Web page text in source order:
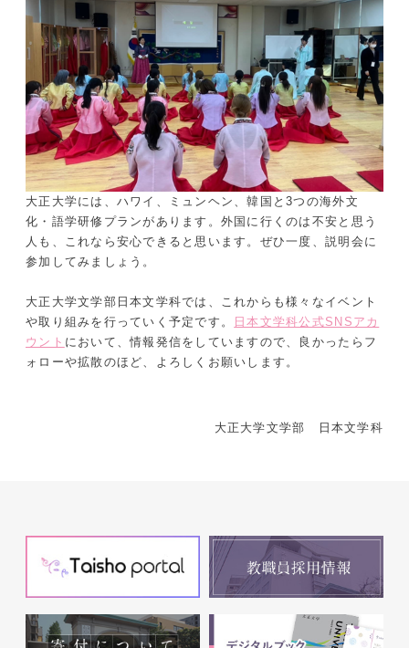
大正大学には、ハワイ、ミュンヘン、韓国と3つの海外文
化・語学研修プランがあります。外国に行くのは不安と思う
人も、これなら安心できると思います。ぜひ一度、説明会に
参加してみましょう。
大正大学文学部日本文学科では、これからも様々なイベント
や取り組みを行っていく予定です。
日本文学科公式SNSアカ
ウント において、情報発信をしていますので、良かったらフ
ォローや拡散のほど、よろしくお願いします。
大正大学文学部 日本文学科